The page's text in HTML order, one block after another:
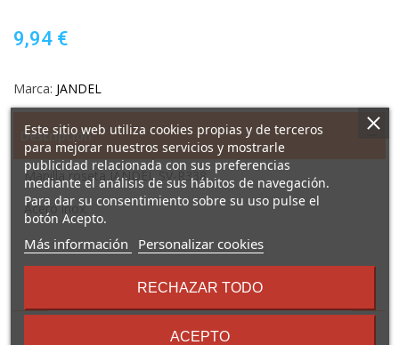
9,94 €
Marca: JANDEL
Descripción
Manilla roseta JANDEL SV-R338
Acero inox.
16 Otros Productos En La
Misma Categoría:
Este sitio web utiliza cookies propias y de terceros
para mejorar nuestros servicios y mostrarle
publicidad relacionada con sus preferencias
mediante el análisis de sus hábitos de navegación.
Para dar su consentimiento sobre su uso pulse el
botón Acepto.
Más información
sobre
términos
condiciones
Personalizar cookies
RECHAZAR TODO
ACEPTO